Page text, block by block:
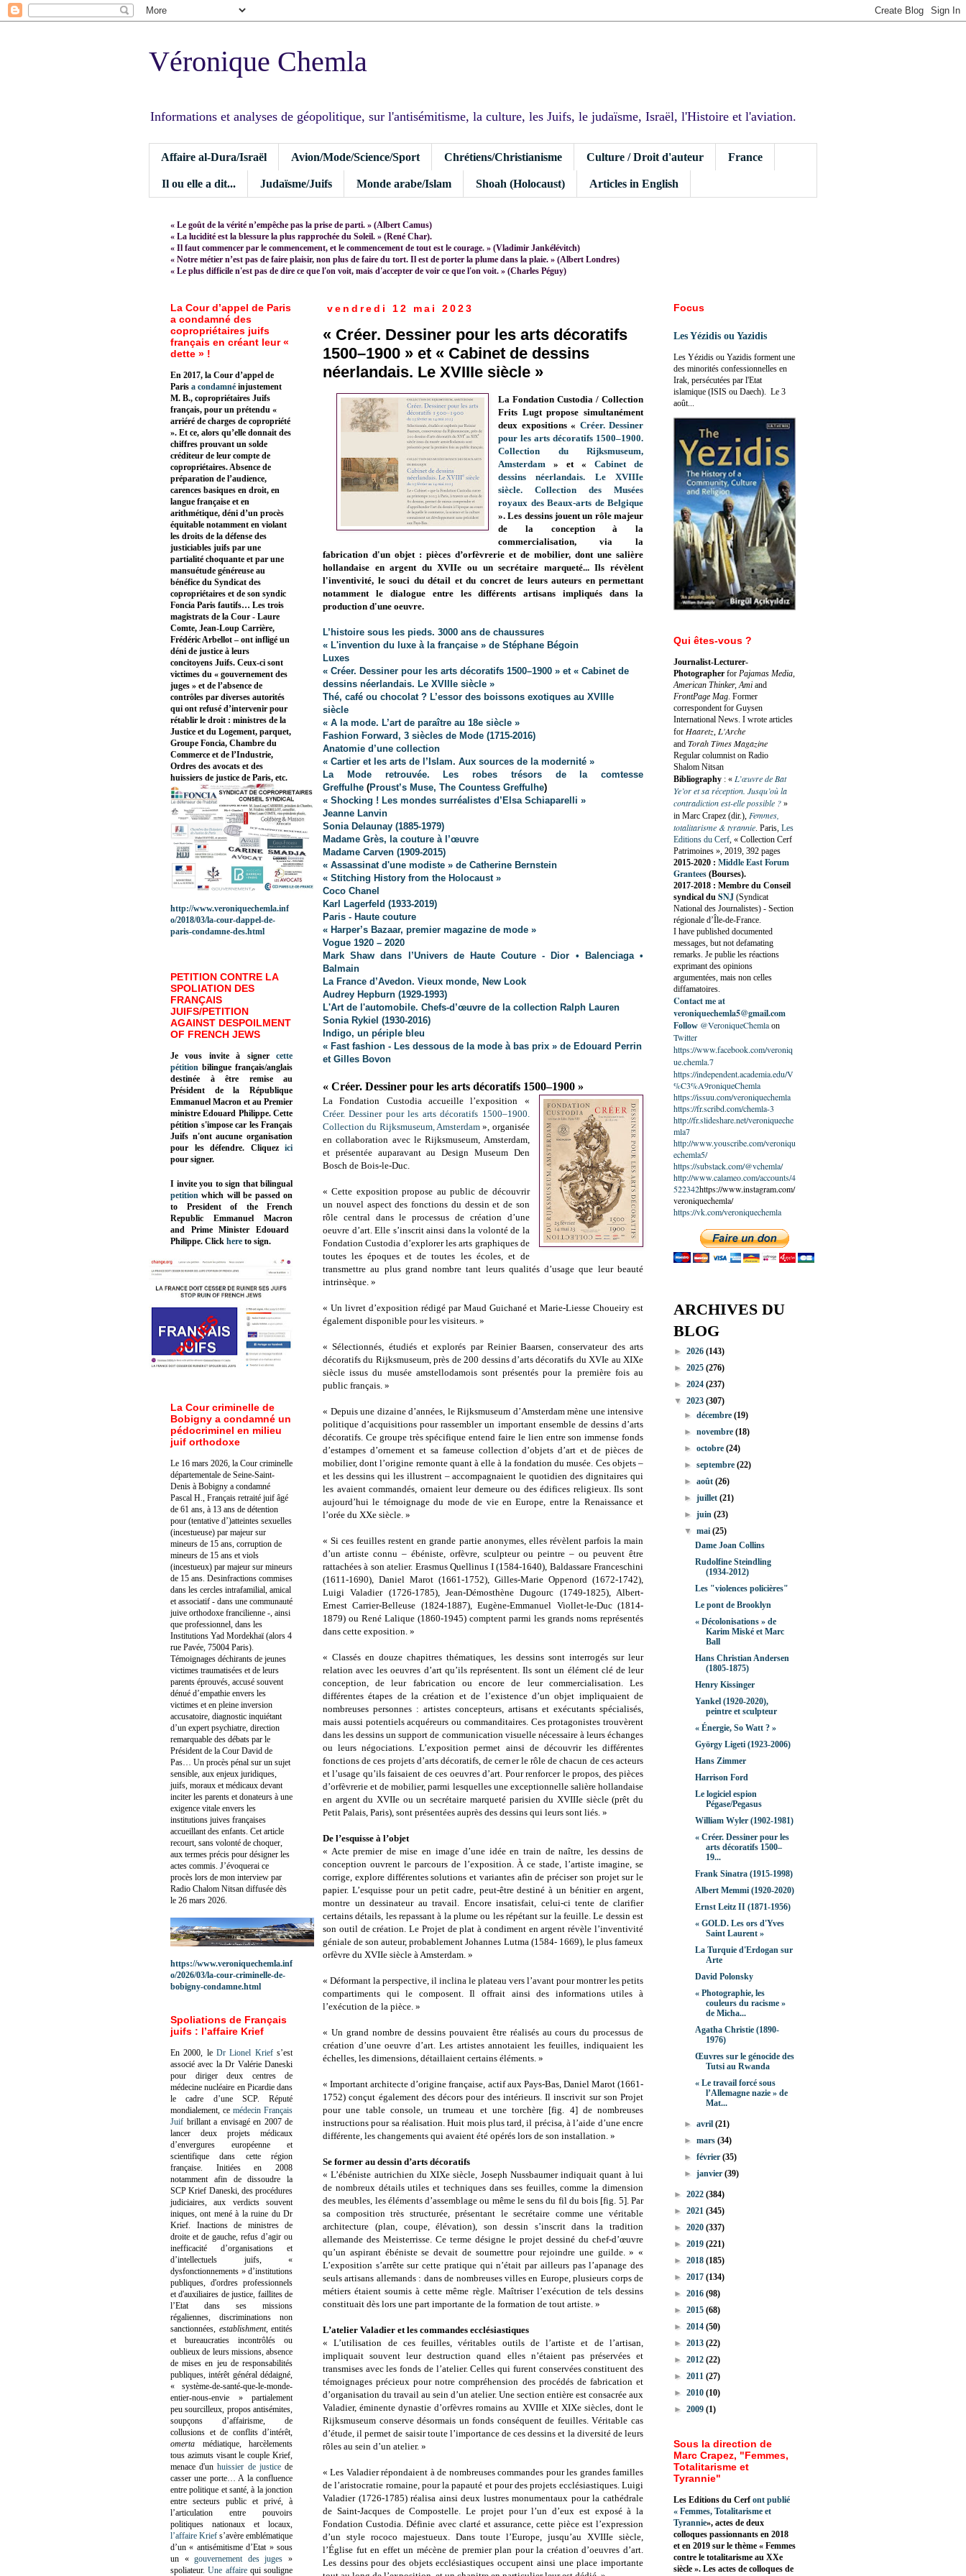
Véronique Chemla
Informations et analyses de géopolitique, sur l'antisémitisme, la culture, les Juifs, le judaïsme, Israël, l'Histoire et l'aviation.
Affaire al-Dura/Israël Avion/Mode/Science/Sport Chrétiens/Christianisme Culture / Droit d'auteur France
Il ou elle a dit... Judaïsme/Juifs Monde arabe/Islam Shoah (Holocaust) Articles in English
« Le goût de la vérité n’empêche pas la prise de parti. » (Albert Camus)
« La lucidité est la blessure la plus rapprochée du Soleil. » (René Char).
« Il faut commencer par le commencement, et le commencement de tout est le courage. » (Vladimir Jankélévitch)
« Notre métier n’est pas de faire plaisir, non plus de faire du tort. Il est de porter la plume dans la plaie. » (Albert Londres)
« Le plus difficile n'est pas de dire ce que l'on voit, mais d'accepter de voir ce que l'on voit. » (Charles Péguy)
vendredi 12 mai 2023
« Créer. Dessiner pour les arts décoratifs
1500–1900 » et « Cabinet de dessins
néerlandais. Le XVIIIe siècle »
La Fondation Custodia / Collection
Frits Lugt propose simultanément
deux expositions « Créer. Dessiner
pour les arts décoratifs 1500–1900.
Collection du Rijksmuseum,
Amsterdam » et «Cabinet de
dessins néerlandais. Le XVIIIe
siècle. Collection des Musées
royaux des Beaux-arts de Belgique
». Les dessins jouent un rôle majeur
de la conception à la
commercialisation, via la
fabrication d'un objet : pièces d’orfèvrerie et de mobilier, dont une salière
hollandaise en argent du XVIIe ou un secrétaire marqueté...Ils révèlent
l'inventivité, le souci du détail et du concret de leurs auteurs en permettant
notamment le dialogue entre les différents artisans impliqués dans la
production d'une oeuvre.
L’histoire sous les pieds. 3000 ans de chaussures
« L'invention du luxe à la française » de Stéphane Bégoin
Luxes
« Créer. Dessiner pour les arts décoratifs 1500–1900 » et « Cabinet de
dessins néerlandais. Le XVIIIe siècle »
Thé, café ou chocolat ? L’essor des boissons exotiques au XVIIIe
siècle
« A la mode. L’art de paraître au 18e siècle »
Fashion Forward, 3 siècles de Mode (1715-2016)
Anatomie d’une collection
« Cartier et les arts de l’Islam. Aux sources de la modernité »
La Mode retrouvée. Les robes trésors de la comtesse
Greffulhe (Proust’s Muse, The Countess Greffulhe)
« Shocking ! Les mondes surréalistes d’Elsa Schiaparelli »
Jeanne Lanvin
Sonia Delaunay (1885-1979)
Madame Grès, la couture à l’œuvre
Madame Carven (1909-2015)
« Assassinat d'une modiste » de Catherine Bernstein
« Stitching History from the Holocaust »
Coco Chanel
Karl Lagerfeld (1933-2019)
Paris - Haute couture
« Harper’s Bazaar, premier magazine de mode »
Vogue 1920 – 2020
Mark Shaw dans l’Univers de Haute Couture - Dior • Balenciaga •
Balmain
La France d’Avedon. Vieux monde, New Look
Audrey Hepburn (1929-1993)
L'Art de l'automobile. Chefs-d’œuvre de la collection Ralph Lauren
Sonia Rykiel (1930-2016)
Indigo, un périple bleu
« Fast fashion - Les dessous de la mode à bas prix » de Edouard Perrin
et Gilles Bovon
« Créer. Dessiner pour les arts décoratifs 1500–1900 »
La Fondation Custodia accueille l’exposition «
Créer. Dessiner pour les arts décoratifs 1500–1900.
Collection du Rijksmuseum, Amsterdam », organisée
en collaboration avec le Rijksmuseum, Amsterdam,
et présentée auparavant au Design Museum Den
Bosch de Bois-le-Duc.
« Cette exposition propose au public de découvrir
un nouvel aspect des fonctions du dessin et de son
rôle central dans le processus de création d’une
oeuvre d’art. Elle s’inscrit ainsi dans la volonté de la
Fondation Custodia d’explorer les arts graphiques de
toutes les époques et de toutes les écoles, et de
transmettre au plus grand nombre tant leurs qualités d’usage que leur beauté
intrinsèque. »
« Un livret d’exposition rédigé par Maud Guichané et Marie-Liesse Choueiry est
également disponible pour les visiteurs. »
« Sélectionnés, étudiés et explorés par Reinier Baarsen, conservateur des arts
décoratifs du Rijksmuseum, près de 200 dessins d’arts décoratifs du XVIe au XIXe
siècle issus du musée amstellodamois sont présentés pour la première fois au
public français. »
« Depuis une dizaine d’années, le Rijksmuseum d’Amsterdam mène une intensive
politique d’acquisitions pour rassembler un important ensemble de dessins d’arts
décoratifs. Ce groupe très spécifique entend faire le lien entre son immense fonds
d’estampes d’ornement et sa fameuse collection d’objets d’art et de pièces de
mobilier, dont l’origine remonte quant à elle à la fondation du musée. Ces objets –
et les dessins qui les illustrent – accompagnaient le quotidien des dignitaires qui
les avaient commandés, ornaient leur demeure ou des édifices religieux. Ils sont
aujourd’hui le témoignage du mode de vie en Europe, entre la Renaissance et
l’orée du XXe siècle. »
« Si ces feuilles restent en grande partie anonymes, elles révèlent parfois la main
d’un artiste connu – ébéniste, orfèvre, sculpteur ou peintre – ou peuvent être
rattachées à son atelier. Erasmus Quellinus I (1584-1640), Baldassare Franceschini
(1611-1690), Daniel Marot (1661-1752), Gilles-Marie Oppenord (1672-1742),
Luigi Valadier (1726-1785), Jean-Démosthène Dugourc (1749-1825), Albert-
Ernest Carrier-Belleuse (1824-1887), Eugène-Emmanuel Viollet-le-Duc (1814-
1879) ou René Lalique (1860-1945) comptent parmi les grands noms représentés
dans cette exposition. »
« Classés en douze chapitres thématiques, les dessins sont interrogés sur leur
relation avec les oeuvres d’art qu’ils représentent. Ils sont un élément clé de leur
conception, de leur fabrication ou encore de leur commercialisation. Les
différentes étapes de la création et de l’existence d’un objet impliquaient de
nombreuses personnes : artistes concepteurs, artisans et exécutants spécialisés,
mais aussi potentiels acquéreurs ou commanditaires. Ces protagonistes trouvèrent
dans les dessins un support de communication visuelle nécessaire à leurs échanges
ou leurs négociations. L’exposition permet ainsi de découvrir les différentes
fonctions de ces projets d’arts décoratifs, de cerner le rôle de chacun de ces acteurs
et l’usage qu’ils faisaient de ces oeuvres d’art. Pour renforcer le propos, des pièces
d’orfèvrerie et de mobilier, parmi lesquelles une exceptionnelle salière hollandaise
en argent du XVIIe ou un secrétaire marqueté parisien du XVIIIe siècle (prêt du
Petit Palais, Paris), sont présentées auprès des dessins qui leurs sont liés. »
De l’esquisse à l’objet
« Acte premier de mise en image d’une idée en train de naître, les dessins de
conception ouvrent le parcours de l’exposition. À ce stade, l’artiste imagine, se
corrige, explore différentes solutions et variantes afin de préciser son projet sur le
papier. L’esquisse pour un petit cadre, peut-être destiné à un bénitier en argent,
montre un dessinateur au travail. Encore insatisfait, celui-ci tente de clarifier
certains détails, les repassant à la plume ou les répétant sur la feuille. Le dessin est
son outil de création. Le Projet de plat à condiment en argent révèle l’inventivité
géniale de son auteur, probablement Johannes Lutma (1584- 1669), le plus fameux
orfèvre du XVIIe siècle à Amsterdam. »
« Déformant la perspective, il inclina le plateau vers l’avant pour montrer les petits
compartiments qui le composent. Il offrait ainsi des informations utiles à
l’exécution de la pièce. »
« Un grand nombre de dessins pouvaient être réalisés au cours du processus de
création d’une oeuvre d’art. Les artistes annotaient les feuilles, indiquaient les
échelles, les dimensions, détaillaient certains éléments. »
« Important architecte d’origine française, actif aux Pays-Bas, Daniel Marot (1661-
1752) conçut également des décors pour des intérieurs. Il inscrivit sur son Projet
pour une table console, un trumeau et une torchère [fig. 4] de nombreuses
instructions pour sa réalisation. Huit mois plus tard, il précisa, à l’aide d’une encre
différente, les changements qui avaient été opérés lors de son installation. »
Se former au dessin d’arts décoratifs
« L’ébéniste autrichien du XIXe siècle, Joseph Nussbaumer indiquait quant à lui
de nombreux détails utiles et techniques dans ses feuilles, comme la dimension
des meubles, les éléments d’assemblage ou même le sens du fil du bois [fig. 5]. Par
sa composition très structurée, présentant le secrétaire comme une véritable
architecture (plan, coupe, élévation), son dessin s’inscrit dans la tradition
allemande des Meisterrisse. Ce terme désigne le projet dessiné du chef-d’œuvre
qu’un aspirant ébéniste se devait de soumettre pour rejoindre une guilde. » «
L’exposition s’arrête sur cette pratique qui n’était par ailleurs pas l’apanage des
seuls artisans allemands : dans de nombreuses villes en Europe, plusieurs corps de
métiers étaient soumis à cette même règle. Maîtriser l’exécution de tels dessins
constituait dès lors une part importante de la formation de tout artiste. »
L’atelier Valadier et les commandes ecclésiastiques
« L’utilisation de ces feuilles, véritables outils de l’artiste et de l’artisan,
impliquait souvent leur destruction quand elles n’étaient pas préservées et
transmises avec les fonds de l’atelier. Celles qui furent conservées constituent des
témoignages précieux pour notre compréhension des procédés de fabrication et
d’organisation du travail au sein d’un atelier. Une section entière est consacrée aux
Valadier, éminente dynastie d’orfèvres romains au XVIIIe et XIXe siècles, dont le
Rijksmuseum conserve désormais un fonds conséquent de feuilles. Véritable cas
d’étude, il permet de saisir toute l’importance de ces dessins et la diversité de leurs
rôles au sein d’un atelier. »
« Les Valadier répondaient à de nombreuses commandes pour les grandes familles
de l’aristocratie romaine, pour la papauté et pour des projets ecclésiastiques. Luigi
Valadier (1726-1785) réalisa ainsi deux lustres monumentaux pour la cathédrale
de Saint-Jacques de Compostelle. Le projet pour l’un d’eux est exposé à la
Fondation Custodia. Définie avec clarté et assurance, cette pièce est l’expression
d’un style rococo majestueux. Dans toute l’Europe, jusqu’au XVIIIe siècle,
l’Église fut en effet un mécène de premier plan pour la création d’oeuvres d’art.
Les dessins pour des objets ecclésiastiques occupent ainsi une place importante
La Cour d’appel de Paris
a condamné des
copropriétaires juifs
français en créant leur «
dette » !
En 2017, la Cour d’appel de
Paris a condamné injustement
M. B., copropriétaires Juifs
français, pour un prétendu «
arriéré de charges de copropriété
». Et ce, alors qu’elle donnait des
chiffres prouvant un solde
créditeur de leur compte de
copropriétaires. Absence de
préparation de l’audience,
carences basiques en droit, en
langue française et en
arithmétique, déni d’un procès
équitable notamment en violant
les droits de la défense des
justiciables juifs par une
partialité choquante et par une
mansuétude généreuse au
bénéfice du Syndicat des
copropriétaires et de son syndic
Foncia Paris fautifs… Les trois
magistrats de la Cour - Laure
Comte, Jean-Loup Carrière,
Frédéric Arbellot – ont infligé un
déni de justice à leurs
concitoyens Juifs. Ceux-ci sont
victimes du « gouvernement des
juges » et de l’absence de
contrôles par diverses autorités
qui ont refusé d’intervenir pour
rétablir le droit : ministres de la
Justice et du Logement, parquet,
Groupe Foncia, Chambre du
Commerce et de l’Industrie,
Ordres des avocats et des
huissiers de justice de Paris, etc.
http://www.veroniquechemla.inf
o/2018/03/la-cour-dappel-de-
paris-condamne-des.html
PETITION CONTRE LA
SPOLIATION DES
FRANÇAIS
JUIFS/PETITION
AGAINST DESPOILMENT
OF FRENCH JEWS
Je vous invite à signer cette
pétition bilingue français/anglais
destinée à être remise au
Président de la République
Emmanuel Macron et au Premier
ministre Edouard Philippe. Cette
pétition s'impose car les Français
Juifs n'ont aucune organisation
pour les défendre. Cliquez
ici
pour signer.
I invite you to sign that bilingual
petition which will be passed on
to President of the French
Republic Emmanuel Macron
and Prime Minister Edouard
Philippe. Click here to sign.
La Cour criminelle de
Bobigny a condamné un
pédocriminel en milieu
juif orthodoxe
Le 16 mars 2026, la Cour criminelle
départementale de Seine-Saint-
Denis à Bobigny a condamné
Pascal H., Français retraité juif âgé
de 61 ans, à 13 ans de détention
pour (tentative d’)atteintes sexuelles
(incestueuse) par majeur sur
mineurs de 15 ans, corruption de
mineurs de 15 ans et viols
(incestueux) par majeur sur mineurs
de 15 ans. Desinfractions commises
dans les cercles intrafamilial, amical
et associatif - dans une communauté
juive orthodoxe francilienne -, ainsi
que professionnel, dans les
Institutions Yad Mordekhaï (alors 4
rue Pavée, 75004 Paris).
Témoignages déchirants de jeunes
victimes traumatisées et de leurs
parents éprouvés, accusé souvent
dénué d’empathie envers les
victimes et en pleine inversion
accusatoire, diagnostic inquiétant
d’un expert psychiatre, direction
remarquable des débats par le
Président de la Cour David de
Pas… Un procès pénal sur un sujet
sensible, aux enjeux juridiques,
juifs, moraux et médicaux devant
inciter les parents et donateurs à une
exigence vitale envers les
institutions juives françaises
accueillant des enfants. Cet article
recourt, sans volonté de choquer,
aux termes précis pour désigner les
actes commis. J’évoquerai ce
procès lors de mon interview par
Radio Chalom Nitsan diffusée dès
le 26 mars 2026.
https://www.veroniquechemla.inf
o/2026/03/la-cour-criminelle-de-
bobigny-condamne.html
Spoliations de Français
juifs : l’affaire Krief
En 2000, le Dr Lionel Kriefs’est
associé avec la Dr Valérie Daneski
pour diriger deux centres de
médecine nucléaire en Picardie dans
le cadre d’une SCP. Réputé
mondialement, ce médecin Français
Juif brillant a envisagé en 2007 de
lancer deux projets médicaux
d’envergures européenne et
scientifique dans cette région
française. Initiées en 2008
notamment afin de dissoudre la
SCP Krief Daneski, des procédures
judiciaires, aux verdicts souvent
iniques, ont mené à la ruine du Dr
Krief. Inactions de ministres de
droite et de gauche, refus d’agir ou
inefficacité d’organisations et
d’intellectuels juifs, «
dysfonctionnements » d’institutions
publiques, d'ordres professionnels
et d'auxiliaires de justice, faillites de
l’Etat dans ses missions
régaliennes, discriminations non
sanctionnées, establishment, entités
et bureaucraties incontrôlés ou
oublieux de leurs missions, absence
de mises en jeu de responsabilités
publiques, intérêt général dédaigné,
« système-de-santé-que-le-monde-
entier-nous-envie » partialement
peu sourcilleux, propos antisémites,
soupçons d’affairisme, de
collusions et de conflits d’intérêt,
omerta médiatique, harcèlements
tous azimuts visant le couple Krief,
menace d'unhuissier de justicede
casser une porte… A la confluence
entre politique et santé, à la jonction
entre secteurs public et privé, à
l’articulation entre pouvoirs
politiques nationaux et locaux,
l’affaire Krief s’avère emblématique
d’un « antisémitisme d’Etat » sous
un «gouvernement des juges »
spoliateur.Une affairequi souligne
Focus
Les Yézidis ou Yazidis
Les Yézidis ou Yazidis forment une
des minorités confessionnelles en
Irak, persécutées par l'Etat
islamique (ISIS ou Daech). Le 3
août...
Qui êtes-vous ?
Journalist-Lecturer-
Photographer for Pajamas Media,
American Thinker, Ami and
FrontPage Mag. Former
correspondent for Guysen
International News. I wrote articles
for Haaretz, L'Arche
and Torah Times Magazine
Regular columnist on Radio
Shalom Nitsan
Bibliography : « L’œuvre de Bat
Ye’or et sa réception. Jusqu’où la
contradiction est-elle possible ? »
in Marc Crapez (dir.), Femmes,
totalitarisme & tyrannie. Paris, Les
Editions du Cerf, « Collection Cerf
Patrimoines », 2019, 392 pages
2015-2020 : Middle East Forum
Grantees (Bourses).
2017-2018 : Membre du Conseil
syndical du SNJ (Syndicat
National des Journalistes) - Section
régionale d’Île-de-France.
I have published documented
messages, but not defamating
remarks. Je publie les réactions
exprimant des opinions
argumentées, mais non celles
diffamatoires.
Contact me at
veroniquechemla5@gmail.com
Follow @VeroniqueChemlaon
Twitter
https://www.facebook.com/veroniq
ue.chemla.7
https://independent.academia.edu/V
%C3%A9roniqueChemla
https://issuu.com/veroniquechemla
https://fr.scribd.com/chemla-3
http://fr.slideshare.net/veroniqueche
mla7
http://www.youscribe.com/veroniqu
echemla5/
https://substack.com/@vchemla/
http://www.calameo.com/accounts/4
522342https://www.instagram.com/
veroniquechemla/
https://vk.com/veroniquechemla
ARCHIVES DU
BLOG
► 2026 (143)
► 2025 (276)
► 2024 (237)
▼ 2023 (307)
►décembre(19)
►novembre(18)
►octobre(24)
►septembre(22)
►août(26)
►juillet(21)
►juin(23)
▼mai(25)
Dame Joan Collins
Rudolfine Steindling
(1934-2012)
Les "violences policières"
Le pont de Brooklyn
« Décolonisations » de
Karim Miské et Marc
Ball
Hans Christian Andersen
(1805-1875)
Henry Kissinger
Yankel (1920-2020),
peintre et sculpteur
« Énergie, So Watt ? »
György Ligeti (1923-2006)
Hans Zimmer
Harrison Ford
Le logiciel espion
Pégase/Pegasus
William Wyler (1902-1981)
« Créer. Dessiner pour les
arts décoratifs 1500–
19...
Frank Sinatra (1915-1998)
Albert Memmi (1920-2020)
Ernst Leitz II (1871-1956)
« GOLD. Les ors d'Yves
Saint Laurent »
La Turquie d'Erdogan sur
Arte
David Polonsky
« Photographie, les
couleurs du racisme »
de Micha...
Agatha Christie (1890-
1976)
Œuvres sur le génocide des
Tutsi au Rwanda
« Le travail forcé sous
l’Allemagne nazie » de
Mat...
►avril(21)
►mars(34)
►février(35)
►janvier(39)
► 2022 (384)
► 2021 (345)
► 2020 (337)
► 2019 (221)
► 2018 (185)
► 2017 (134)
► 2016 (98)
► 2015 (68)
► 2014 (50)
► 2013 (22)
► 2012 (22)
► 2011 (27)
► 2010 (10)
► 2009 (1)
Sous la direction de
Marc Crapez, "Femmes,
Totalitarisme et
Tyrannie"
Les Editions du Cerfont publié
« Femmes, Totalitarisme et
Tyrannie», actes de deux
colloques passionnants en 2018
et en 2019 sur le thème « Femmes
contre le totalitarisme au XXe
siècle ». Les actes de colloques de